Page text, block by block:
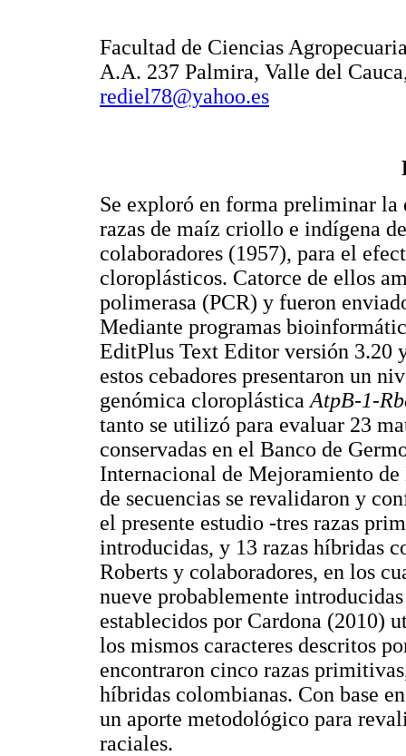
Facultad de Ciencias
A.A. 237 Palmira, Valle del
rediel78@yahoo.es
Se exploró en forma preliminar la
razas de maíz criollo e indígena
colaboradores (1957), para el
cloroplásticos. Catorce de ellos
polimerasa (PCR) y fueron
Mediante programas
EditPlus Text Editor versión 3.20
estos cebadores presentaron un
genómica cloroplástica AtpB-1-
tanto se utilizó para evaluar 23
conservadas en el Banco de
Internacional de Mejoramiento
de secuencias se revalidaron y
el presente estudio -tres razas
introducidas, y 13 razas híbridas
Roberts y colaboradores, en los
nueve probablemente
establecidos por Cardona (2010)
los mismos caracteres descritos
encontraron cinco razas
híbridas colombianas. Con base
un aporte metodológico para
raciales.